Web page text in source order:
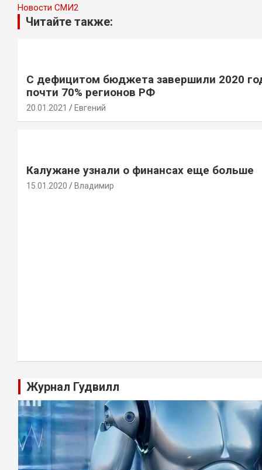
Новости СМИ2
Читайте также:
С дефицитом бюджета завершили 2020
почти 70% регионов РФ
20.01.2021 Евгений
Калужане узнали о финансах еще больше
15.01.2020 Владимир
Журнал Гудвилл